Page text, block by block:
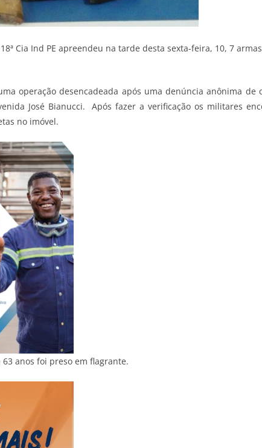
Cia Ind PE apreendeu na tarde desta sexta-feira, 10, 7
operação desencadeada após uma denúncia anônima de
José Bianucci. Após fazer a verificação os militares
no imóvel.
anos foi preso em flagrante.